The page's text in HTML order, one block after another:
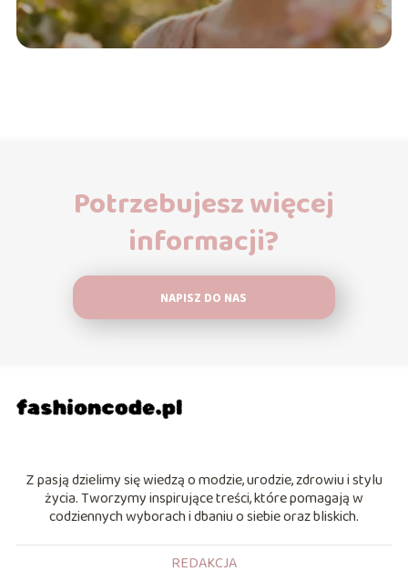
Potrzebujesz więcej
informacji?
NAPISZ DO NAS
Z pasją dzielimy się wiedzą o modzie, urodzie, zdrowiu i stylu
życia. Tworzymy inspirujące treści, które pomagają w
codziennych wyborach i dbaniu o siebie oraz bliskich.
REDAKCJA